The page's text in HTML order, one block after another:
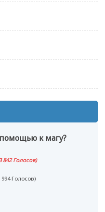
к магу?
842 Голосов)
994 Голосов)